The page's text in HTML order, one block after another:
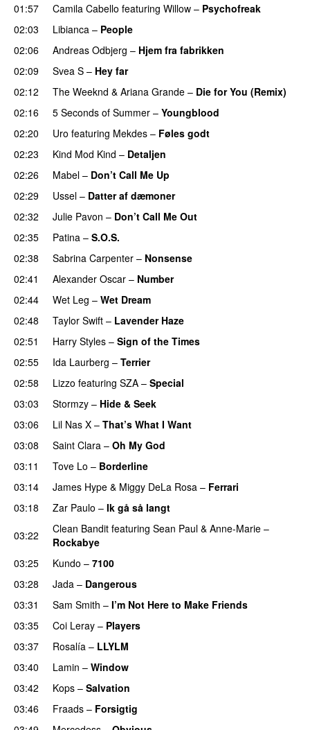
01:57
Camila Cabello featuring Willow – Psychofreak
02:03
Libianca – People
02:06 Andreas Odbjerg – Hjem fra fabrikken
02:09
Svea S – Hey far
02:12 The Weeknd & Ariana Grande – Die for You (Remix)
02:16
5 Seconds of Summer – Youngblood
02:20
Uro featuring Mekdes – Føles godt
02:23
Kind Mod Kind – Detaljen
02:26
Mabel – Don’t Call Me Up
02:29 Ussel – Datter af dæmoner
02:32 Julie Pavon – Don’t Call Me Out
02:35 Patina – S.O.S.
02:38
Sabrina Carpenter – Nonsense
02:41
Alexander Oscar – Number
02:44
Wet Leg – Wet Dream
02:48 Taylor Swift – Lavender Haze
02:51
Harry Styles – Sign of the Times
02:55 Ida Laurberg – Terrier
02:58 Lizzo featuring SZA – Special
03:03
Stormzy – Hide & Seek
03:06
Lil Nas X – That’s What I Want
03:08
Saint Clara – Oh My God
03:11
Tove Lo – Borderline
03:14
James Hype & Miggy DeLa Rosa – Ferrari
03:18
Zar Paulo – Ik gå så langt
03:22
Clean Bandit featuring Sean Paul & Anne-Marie –
Rockabye
03:25
Kundo – 7100
03:28
Jada – Dangerous
03:31
Sam Smith – I’m Not Here to Make Friends
03:35
Coi Leray – Players
03:37 Rosalía – LLYLM
03:40 Lamin – Window
03:42
Kops – Salvation
03:46 Fraads – Forsigtig